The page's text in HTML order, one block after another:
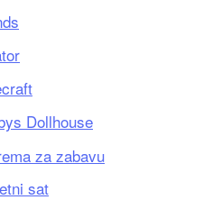
Dollhouse
za zabavu
sat